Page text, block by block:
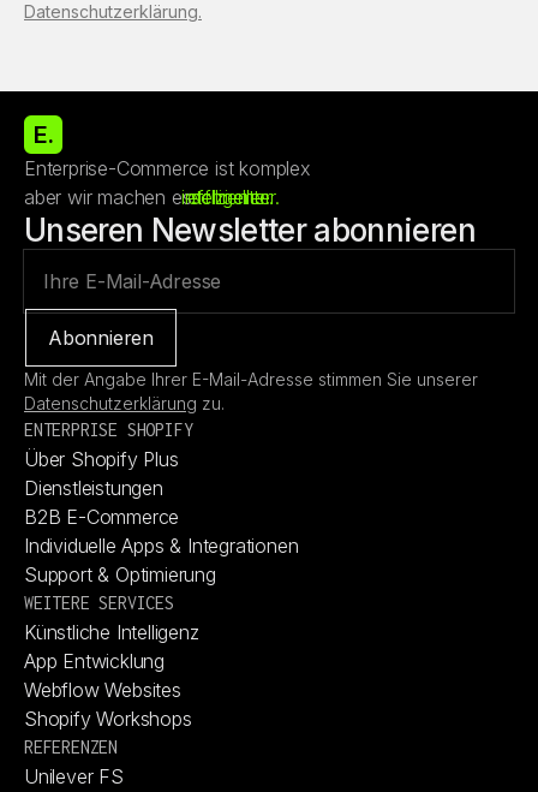
Datenschutzerklärung.
E.
Enterprise-Commerce ist komplex
aber wir machen esschneller.
effizienter.
intelligenter.
Unseren Newsletter abonnieren
Mit der Angabe Ihrer E-Mail-Adresse stimmen Sie unserer
Datenschutzerklärung zu.
ENTERPRISE SHOPIFY
Über Shopify Plus
Über Shopify Plus
Dienstleistungen
Dienstleistungen
B2B E-Commerce
B2B E-Commerce
Individuelle Apps & Integrationen
Individuelle Apps & Integrationen
Support & Optimierung
Support & Optimierung
WEITERE SERVICES
Künstliche Intelligenz
Künstliche Intelligenz
App Entwicklung
App Entwicklung
Webflow Websites
Webflow Websites
Shopify Workshops
Shopify Workshops
REFERENZEN
Unilever FS